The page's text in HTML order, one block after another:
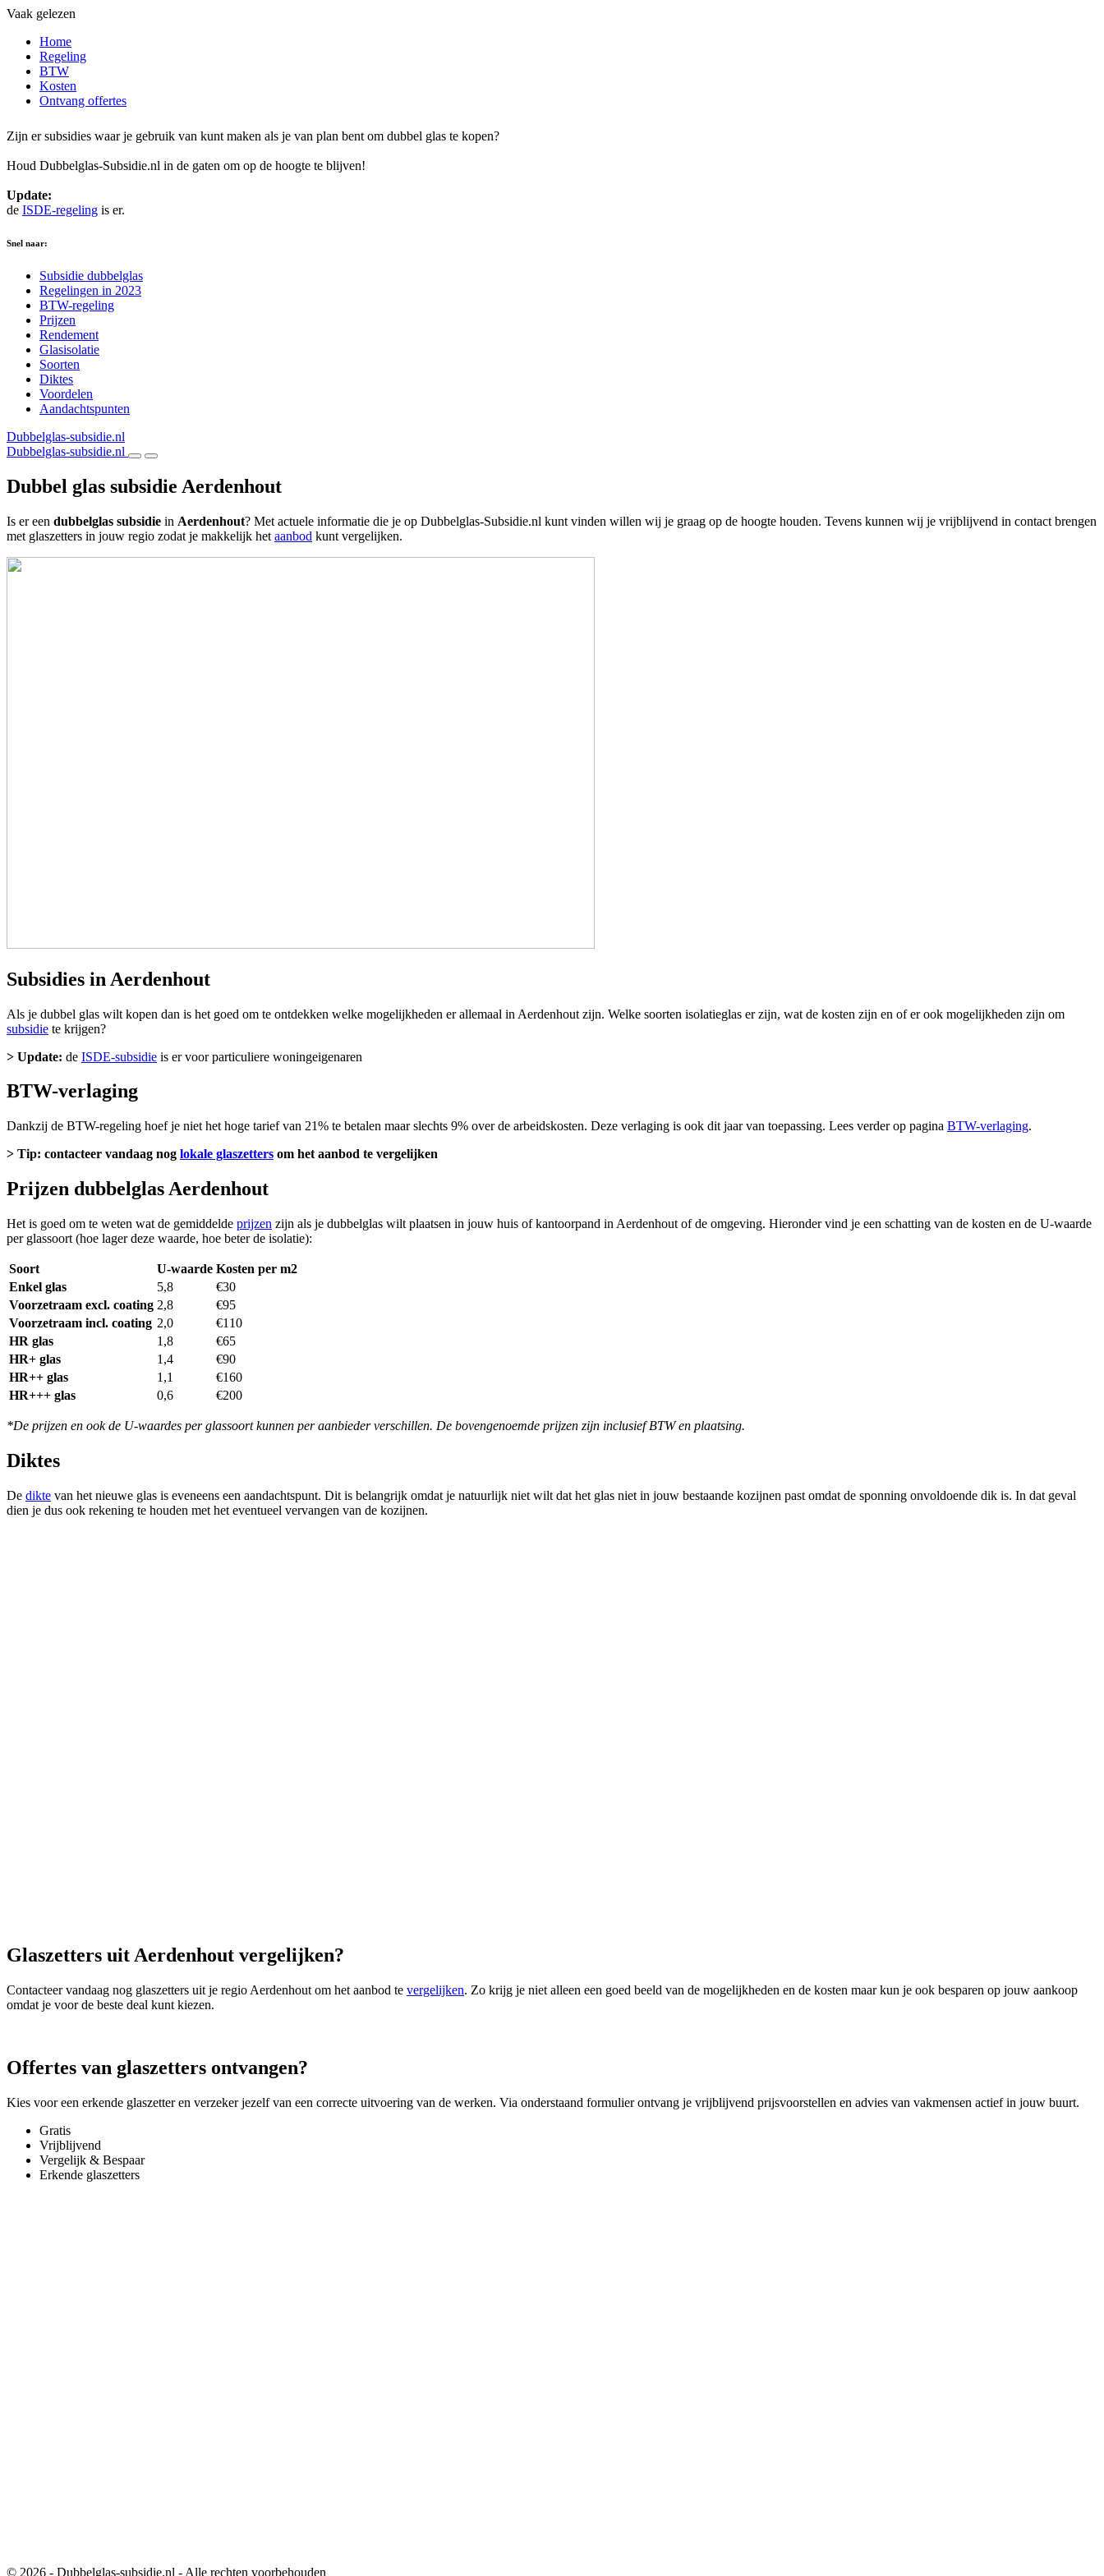
Vaak gelezen
Home
Regeling
BTW
Kosten
Ontvang offertes
Zijn er subsidies waar je gebruik van kunt maken als je van plan bent om dubbel glas te kopen?
Houd Dubbelglas-Subsidie.nl in de gaten om op de hoogte te blijven!
Update:
de ISDE-regeling is er.
Snel naar:
Subsidie dubbelglas
Regelingen in 2023
BTW-regeling
Prijzen
Rendement
Glasisolatie
Soorten
Diktes
Voordelen
Aandachtspunten
Dubbelglas-subsidie.nl
Dubbelglas-subsidie.nl
Dubbel glas subsidie Aerdenhout
Is er een dubbelglas subsidie in Aerdenhout? Met actuele informatie die je op Dubbelglas-Subsidie.nl kunt vinden willen wij je graag op de hoogte houden. Tevens kunnen wij je vrijblijvend in contact brengen
met glaszetters in jouw regio zodat je makkelijk het aanbod kunt vergelijken.
Subsidies in Aerdenhout
Als je dubbel glas wilt kopen dan is het goed om te ontdekken welke mogelijkheden er allemaal in Aerdenhout zijn. Welke soorten isolatieglas er zijn, wat de kosten zijn en of er ook mogelijkheden zijn om
subsidie te krijgen?
> Update: de ISDE-subsidie is er voor particuliere woningeigenaren
BTW-verlaging
Dankzij de BTW-regeling hoef je niet het hoge tarief van 21% te betalen maar slechts 9% over de arbeidskosten. Deze verlaging is ook dit jaar van toepassing. Lees verder op pagina BTW-verlaging.
> Tip: contacteer vandaag nog lokale glaszetters om het aanbod te vergelijken
Prijzen dubbelglas Aerdenhout
Het is goed om te weten wat de gemiddelde prijzen zijn als je dubbelglas wilt plaatsen in jouw huis of kantoorpand in Aerdenhout of de omgeving. Hieronder vind je een schatting van de kosten en de U-waarde
per glassoort (hoe lager deze waarde, hoe beter de isolatie):
Soort U-waarde Kosten per m2
Enkel glas
5,8
€30
Voorzetraam excl. coating 2,8
€95
Voorzetraam incl. coating 2,0
€110
HR glas
1,8
€65
HR+ glas
1,4
€90
HR++ glas
1,1
€160
HR+++ glas
0,6 €200
*De prijzen en ook de U-waardes per glassoort kunnen per aanbieder verschillen. De bovengenoemde prijzen zijn inclusief BTW en plaatsing.
Diktes
De dikte van het nieuwe glas is eveneens een aandachtspunt. Dit is belangrijk omdat je natuurlijk niet wilt dat het glas niet in jouw bestaande kozijnen past omdat de sponning onvoldoende dik is. In dat geval
dien je dus ook rekening te houden met het eventueel vervangen van de kozijnen.
Glaszetters uit Aerdenhout vergelijken?
Contacteer vandaag nog glaszetters uit je regio Aerdenhout om het aanbod te vergelijken. Zo krijg je niet alleen een goed beeld van de mogelijkheden en de kosten maar kun je ook besparen op jouw aankoop
omdat je voor de beste deal kunt kiezen.
Offertes van glaszetters ontvangen?
Kies voor een erkende glaszetter en verzeker jezelf van een correcte uitvoering van de werken. Via onderstaand formulier ontvang je vrijblijvend prijsvoorstellen en advies van vakmensen actief in jouw buurt.
Gratis
Vrijblijvend
Vergelijk & Bespaar
Erkende glaszetters
© 2026 - Dubbelglas-subsidie.nl - Alle rechten voorbehouden